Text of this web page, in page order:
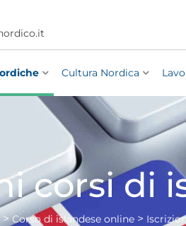
Cultura Nordica
corsi di
>Corso di islandese online >